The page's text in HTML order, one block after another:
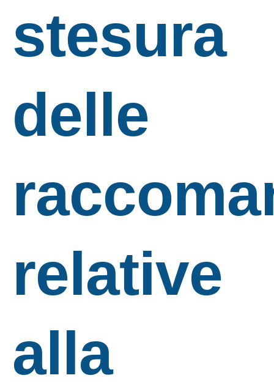
stesura
delle
relative
alla